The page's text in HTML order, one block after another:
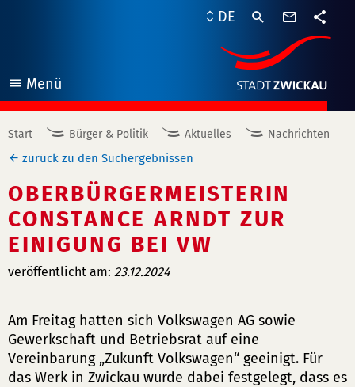
Menü
öffnen
DE
Start Bürger & Politik Aktuelles Nachrichten
zurück zu den Suchergebnissen
OBERBÜRGERMEISTERIN
CONSTANCE ARNDT ZUR
EINIGUNG BEI VW
veröffentlicht am: 23.12.2024
Am Freitag hatten sich Volkswagen AG sowie
Gewerkschaft und Betriebsrat auf eine
Vereinbarung „Zukunft Volkswagen“ geeinigt. Für
das Werk in Zwickau wurde dabei festgelegt, dass es